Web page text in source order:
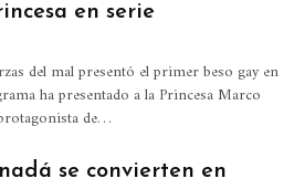
en serie
del mal presentó el primer beso gay en
ha presentado a la Princesa Marco
de…
se convierten en